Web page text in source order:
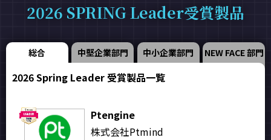
2026 SPRING Leader受賞製品
総合 中堅企業部門 中小企業部門 NEW FACE 部門
2026 Spring Leader 受賞製品一覧
Ptengine
株式会社Ptmind